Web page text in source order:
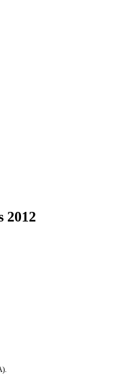
2012